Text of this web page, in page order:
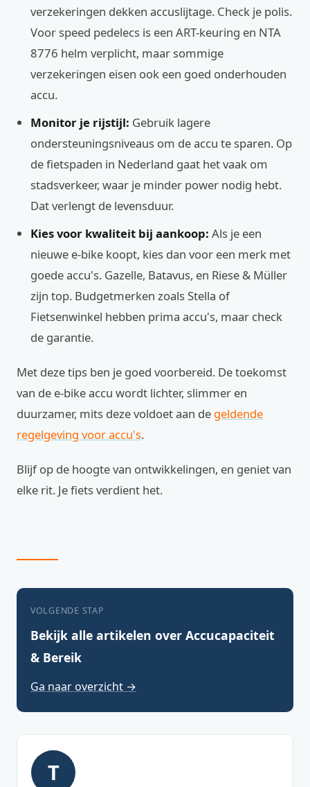
verzekeringen dekken accuslijtage. Check je polis.
Voor speed pedelecs is een ART-keuring en NTA
8776 helm verplicht, maar sommige
verzekeringen eisen ook een goed onderhouden
accu.
Monitor je rijstijl: Gebruik lagere
ondersteuningsniveaus om de accu te sparen. Op
de fietspaden in Nederland gaat het vaak om
stadsverkeer, waar je minder power nodig hebt.
Dat verlengt de levensduur.
Kies voor kwaliteit bij aankoop: Als je een
nieuwe e-bike koopt, kies dan voor een merk met
goede accu's. Gazelle, Batavus, en Riese & Müller
zijn top. Budgetmerken zoals Stella of
Fietsenwinkel hebben prima accu's, maar check
de garantie.
Met deze tips ben je goed voorbereid. De toekomst
van de e-bike accu wordt lichter, slimmer en
duurzamer, mits deze voldoet aan de geldende
regelgeving voor accu's.
Blijf op de hoogte van ontwikkelingen, en geniet van
elke rit. Je fiets verdient het.
VOLGENDE STAP
Bekijk alle artikelen over Accucapaciteit
& Bereik
Ga naar overzicht →
T